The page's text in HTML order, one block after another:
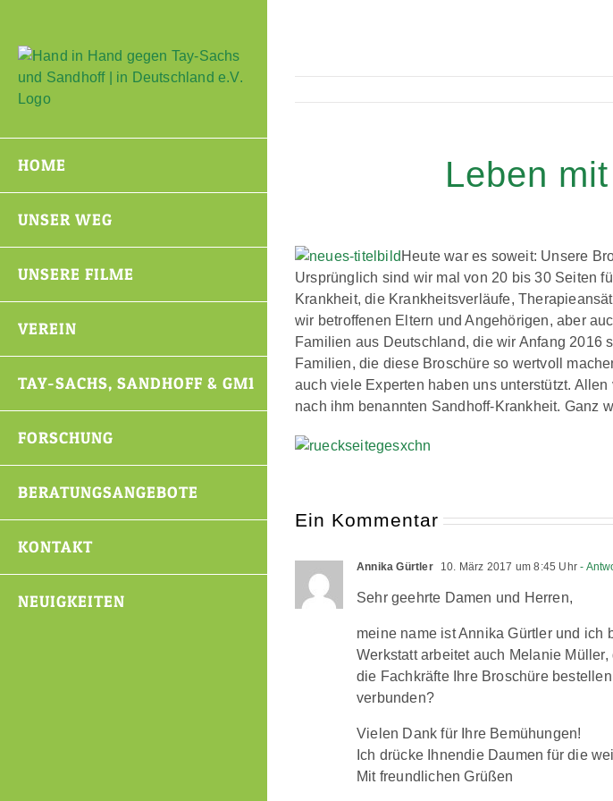
springen
HOME
UNSER WEG
UNSERE FILME
VEREIN
TAY-SACHS, SANDHOFF & GM1
FORSCHUNG
BERATUNGSANGEBOTE
KONTAKT
NEUIGKEITEN
Leben
Heute war es soweit: Unsere
Ursprünglich sind wir mal von 20 bis 30 Seiten
Krankheit, die Krankheitsverläufe,
wir betroffenen Eltern und Angehörigen, aber
Familien aus Deutschland, die wir Anfang 2016
Familien, die diese Broschüre so wertvoll
auch viele Experten haben uns unterstützt.
nach ihm benannten Sandhoff-Krankheit. Ganz
Ein Kommentar
Annika Gürtler 10. März 2017 um 8:45 Uhr -
Sehr geehrte Damen und Herren,
meine name ist Annika Gürtler und
Werkstatt arbeitet auch Melanie
die Fachkräfte Ihre Broschüre
verbunden?
Vielen Dank für Ihre Bemühungen!
Ich drücke Ihnendie Daumen für die
Mit freundlichen Grüßen